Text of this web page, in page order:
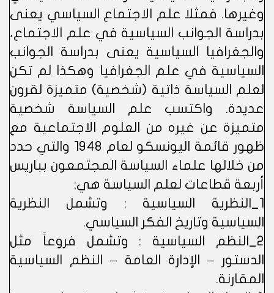
وغيرها. فمثلا علم الاجتماع السياسي يعنى
بدراسة الجوانب السياسية في علم الاجتماع،
والجغرافيا السياسية يعنى بدراسة الجوانب
السياسية في علم الجغرافيا وهكذا لم تكن
لعلم السياسة ذاتية (شخصية) متميزة لقرون
عديدة. واكتسب علم السياسة شخصية
متميزة عن غيره من العلوم الاجتماعية مع
ظهور قائمة اليونسكو لعام 1948 والتي حدد
من خلالها علماء السياسة المجتمعون بباريس
أربعة قطاعات لعلم السياسة هي:
1_النظرية السياسية : وتشمل النظرية
السياسية وتاريخ الفكر السياسي.
2_النظم السياسية : وتشمل فروعاً مثل
الدستور – الإدارة العامة – النظم السياسية
المقارنة.